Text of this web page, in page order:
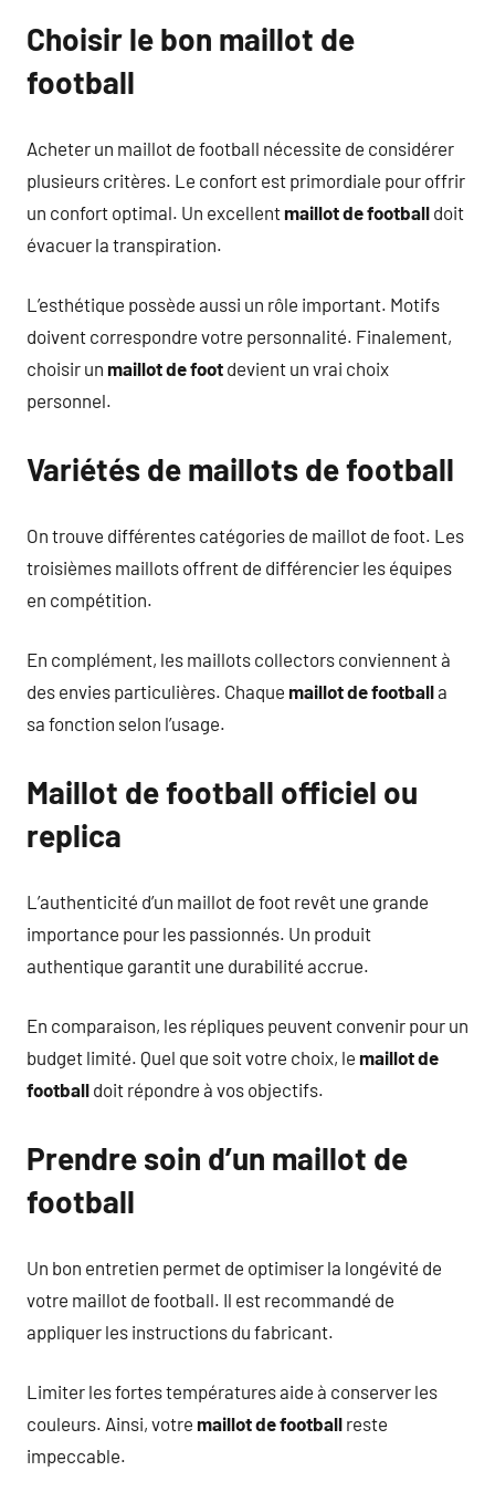
Choisir le bon maillot de
football
Acheter un maillot de football nécessite de considérer
plusieurs critères. Le confort est primordiale pour offrir
un confort optimal. Un excellentmaillot de football doit
évacuer la transpiration.
L’esthétique possède aussi un rôle important. Motifs
doivent correspondre votre personnalité. Finalement,
choisir un maillot de foot devient un vrai choix
personnel.
Variétés de maillots de football
On trouve différentes catégories de maillot de foot. Les
troisièmes maillots offrent de différencier les équipes
en compétition.
En complément, les maillots collectors conviennent à
des envies particulières. Chaque maillot de footballa
sa fonction selon l’usage.
Maillot de football officiel ou
replica
L’authenticité d’un maillot de foot revêt une grande
importance pour les passionnés. Un produit
authentique garantit une durabilité accrue.
En comparaison, les répliques peuvent convenir pour un
budget limité. Quel que soit votre choix, le maillot de
football doit répondre à vos objectifs.
Prendre soin d’un maillot de
football
Un bon entretien permet de optimiser la longévité de
votre maillot de football. Il est recommandé de
appliquer les instructions du fabricant.
Limiter les fortes températures aide à conserver les
couleurs. Ainsi, votre maillot de football reste
impeccable.